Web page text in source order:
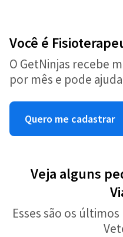
Você é
O GetNinjas recebe
por mês e pode
Quero me cadastrar
Veja alguns
Esses são os